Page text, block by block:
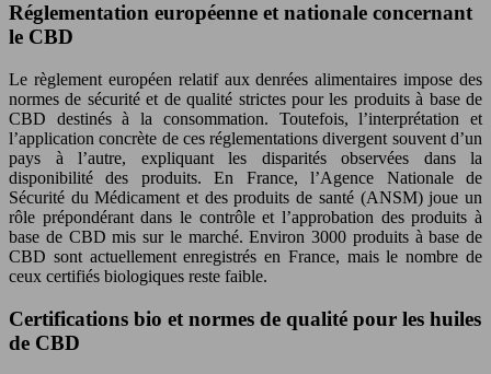
Réglementation européenne et nationale concernant
le CBD
Le règlement européen relatif aux denrées alimentaires impose des
normes de sécurité et de qualité strictes pour les produits à base de
CBD destinés à la consommation. Toutefois, l’interprétation et
l’application concrète de ces réglementations divergent souvent d’un
pays à l’autre, expliquant les disparités observées dans la
disponibilité des produits. En France, l’Agence Nationale de
Sécurité du Médicament et des produits de santé (ANSM) joue un
rôle prépondérant dans le contrôle et l’approbation des produits à
base de CBD mis sur le marché. Environ 3000 produits à base de
CBD sont actuellement enregistrés en France, mais le nombre de
ceux certifiés biologiques reste faible.
Certifications bio et normes de qualité pour les huiles
de CBD